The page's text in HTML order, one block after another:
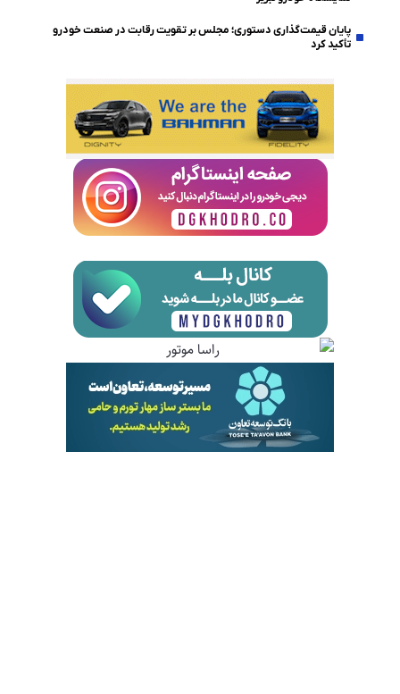
پایان قیمت‌گذاری دستوری؛ مجلس بر تقویت رقابت در صنعت خودرو
تأکید کرد